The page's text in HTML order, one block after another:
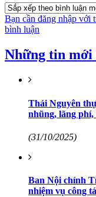
Bạn cần đăng nhập với
bình luận
Những tin mới
Thái Nguyên
nhũng, lãng
(31/10/2025)
Ban Nội chính
nhiệm vụ công